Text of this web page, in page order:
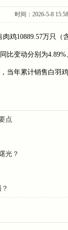
时间：2026-5-8
鸡10889.57万只
比变动分别为4.89%
当年累计销售白羽
点
光？